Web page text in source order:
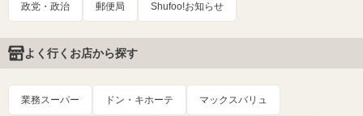
政党・政治 郵便局 Shufoo!お知らせ
よく行くお店から探す
業務スーパー ドン・キホーテ マックスバリュ